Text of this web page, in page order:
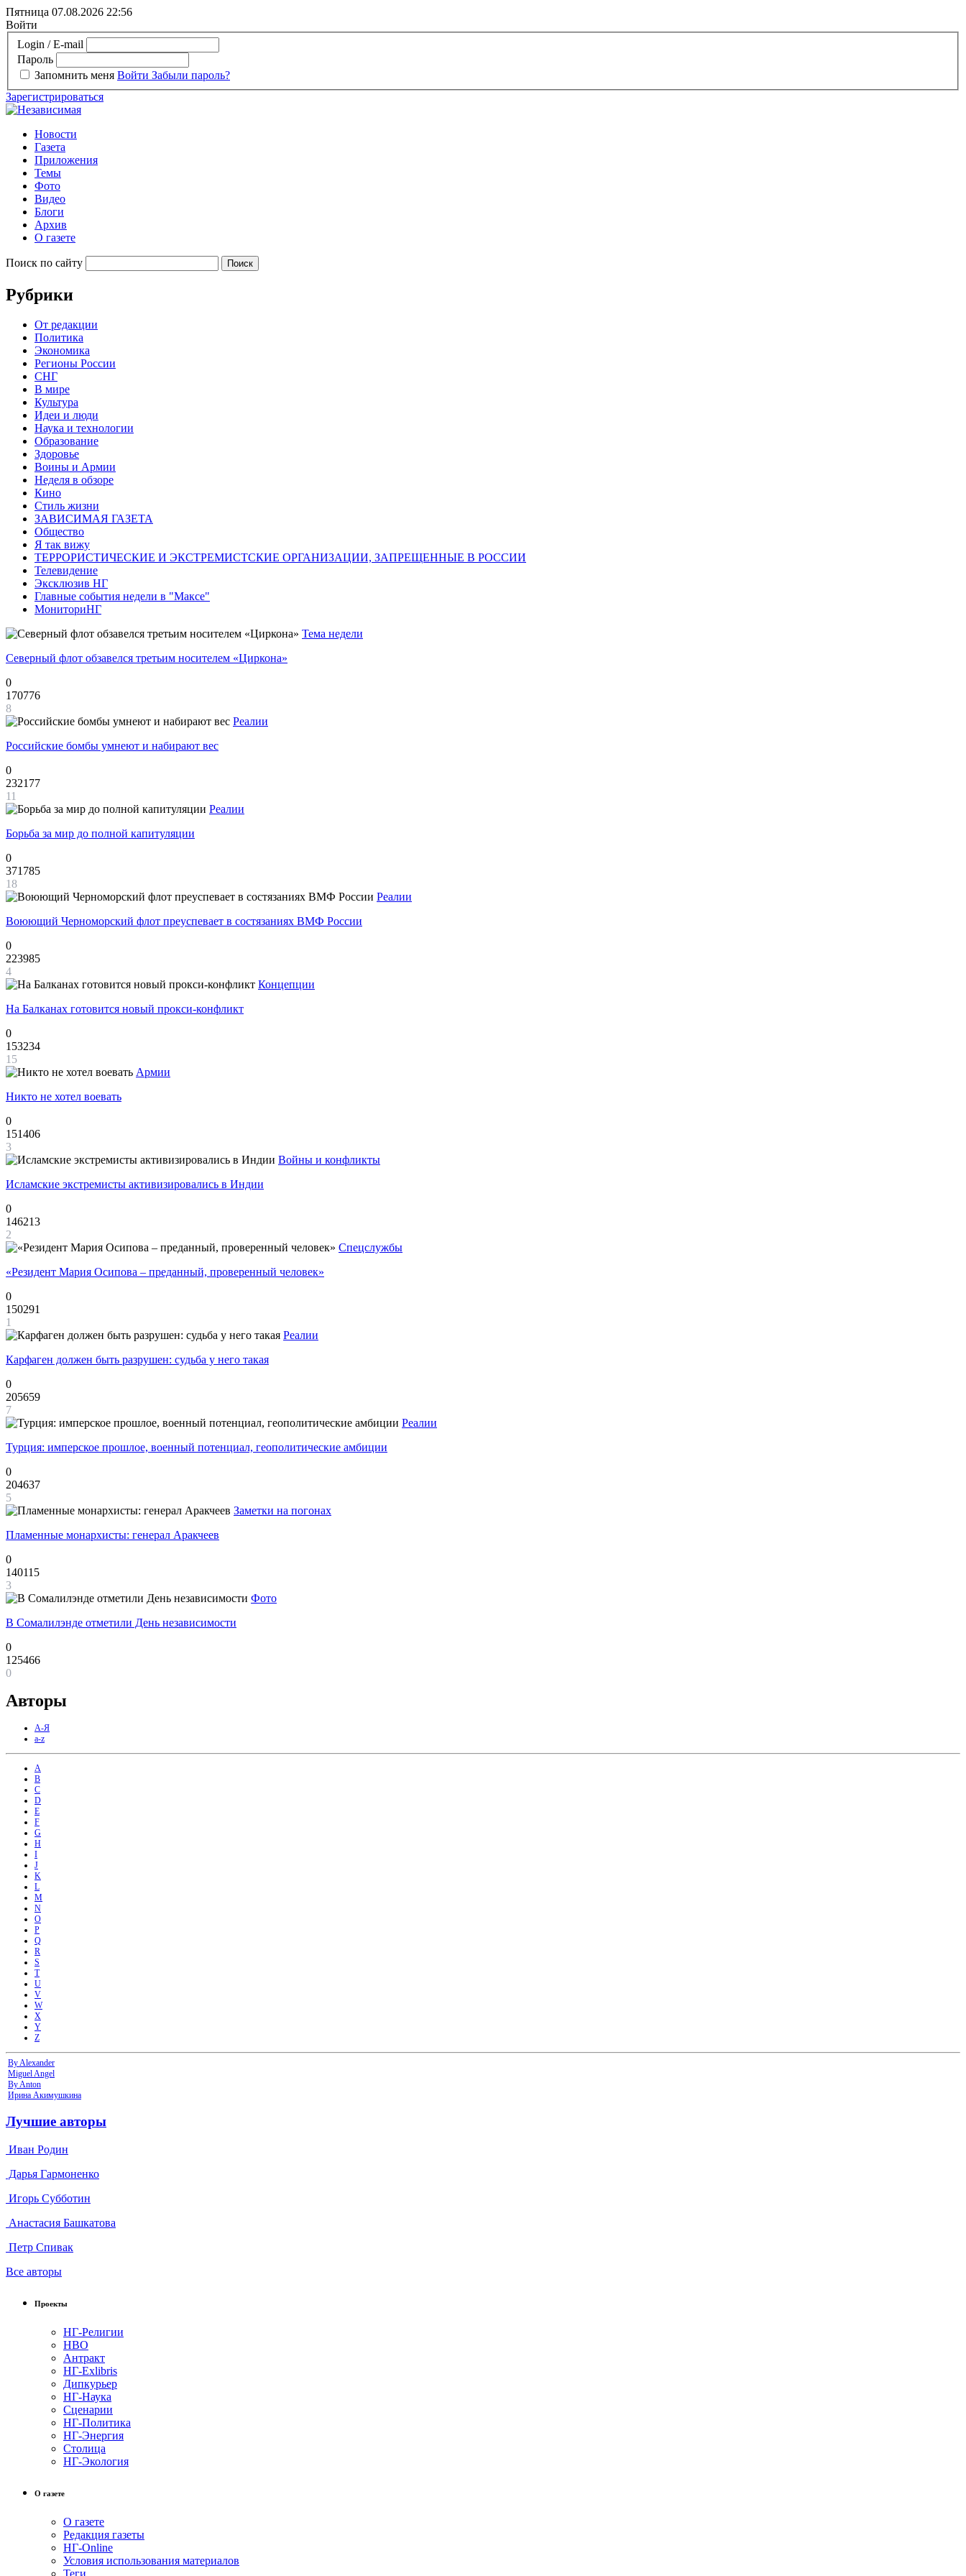
Пятница 07.08.2026 22:56
Войти
Login / E-mail
Пароль
Запомнить меня Войти Забыли пароль?
Зарегистрироваться
Новости
Газета
Приложения
Темы
Фото
Видео
Блоги
Архив
О газете
Поиск по сайту
Рубрики
От редакции
Политика
Экономика
Регионы России
СНГ
В мире
Культура
Идеи и люди
Наука и технологии
Образование
Здоровье
Воины и Армии
Неделя в обзоре
Кино
Стиль жизни
ЗАВИСИМАЯ ГАЗЕТА
Общество
Я так вижу
ТЕРРОРИСТИЧЕСКИЕ И ЭКСТРЕМИСТСКИЕ ОРГАНИЗАЦИИ, ЗАПРЕЩЕННЫЕ В РОССИИ
Телевидение
Эксклюзив НГ
Главные события недели в "Максе"
МониториНГ
Тема недели
Северный флот обзавелся третьим носителем «Циркона»
0
170776
8
Реалии
Российские бомбы умнеют и набирают вес
0
232177
11
Реалии
Борьба за мир до полной капитуляции
0
371785
18
Реалии
Воюющий Черноморский флот преуспевает в состязаниях ВМФ России
0
223985
4
Концепции
На Балканах готовится новый прокси-конфликт
0
153234
15
Армии
Никто не хотел воевать
0
151406
3
Войны и конфликты
Исламские экстремисты активизировались в Индии
0
146213
2
Спецслужбы
«Резидент Мария Осипова – преданный, проверенный человек»
0
150291
1
Реалии
Карфаген должен быть разрушен: судьба у него такая
0
205659
7
Реалии
Турция: имперское прошлое, военный потенциал, геополитические амбиции
0
204637
5
Заметки на погонах
Пламенные монархисты: генерал Аракчеев
0
140115
3
Фото
В Сомалилэнде отметили День независимости
0
125466
0
Авторы
А-Я
a-z
A
B
C
D
E
F
G
H
I
J
K
L
M
N
O
P
Q
R
S
T
U
V
W
X
Y
Z
By Alexander
Miguel Angel
By Anton
Ирина Aкимушкина
Лучшие авторы
Иван Родин
Дарья Гармоненко
Игорь Субботин
Анастасия Башкатова
Петр Спивак
Все авторы
Проекты
НГ-Религии
НВО
Антракт
НГ-Exlibris
Дипкурьер
НГ-Наука
Сценарии
НГ-Политика
НГ-Энергия
Столица
НГ-Экология
О газете
О газете
Редакция газеты
НГ-Online
Условия использования материалов
Теги